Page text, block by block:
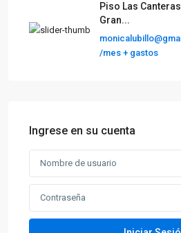
Piso Las
Gran...
/mes + gastos
Ingrese en su cuenta